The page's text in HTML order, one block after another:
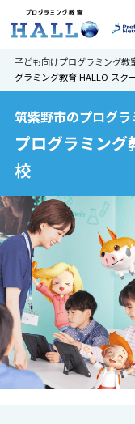
子ども向けプログラミング教
グラミング教育 HALLO スク
筑紫野市のプログ
プログラミン
校